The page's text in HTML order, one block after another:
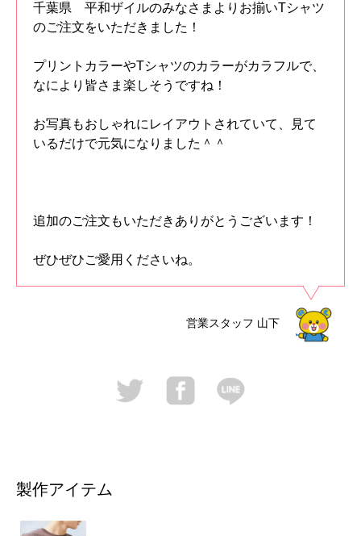
千葉県 平和ザイルのみなさまよりお揃いTシャツ
のご注文をいただきました！
プリントカラーやTシャツのカラーがカラフルで、
なにより皆さま楽しそうですね！
お写真もおしゃれにレイアウトされていて、見て
いるだけで元気になりました＾＾
追加のご注文もいただきありがとうございます！
ぜひぜひご愛用くださいね。
営業スタッフ 山下
製作アイテム